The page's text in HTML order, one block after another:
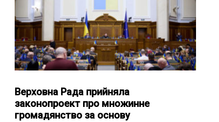
Верховна Рада прийняла
законопроект про множинне
громадянство за основу